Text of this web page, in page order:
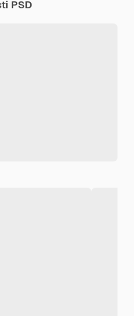
PSD